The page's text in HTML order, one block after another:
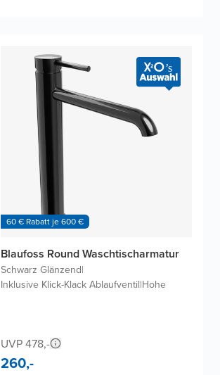
60 € Rabatt je 600 €
Blaufoss Round Waschtischarmatur
Schwarz Glänzend|
Inklusive Klick-Klack Ablaufventil|Hohe
UVP 478,-
260,-